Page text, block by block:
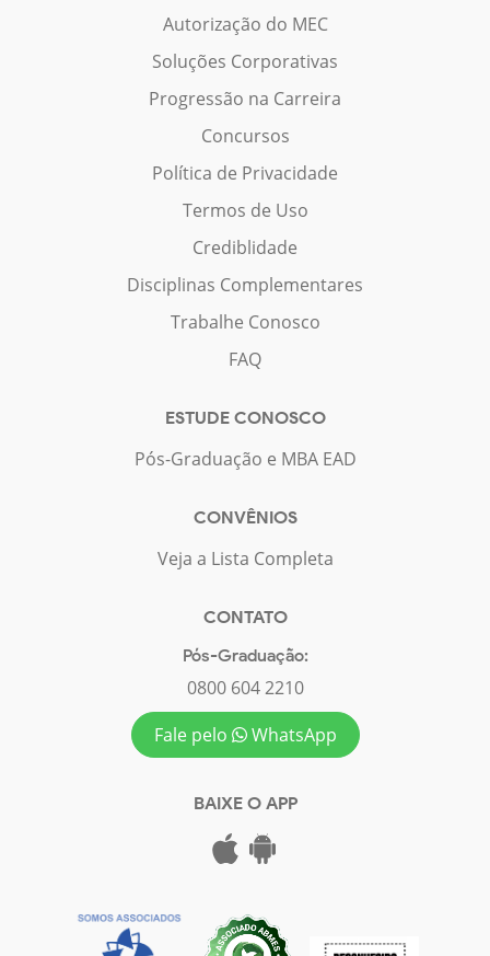
Autorização do MEC
Soluções Corporativas
Progressão na Carreira
Concursos
Política de Privacidade
Termos de Uso
Crediblidade
Disciplinas Complementares
Trabalhe Conosco
FAQ
ESTUDE CONOSCO
Pós-Graduação e MBA EAD
CONVÊNIOS
Veja a Lista Completa
CONTATO
Pós-Graduação:
0800 604 2210
Fale pelo
WhatsApp
BAIXE O APP